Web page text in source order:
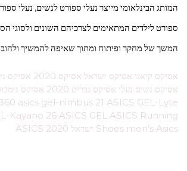
המותג הבינלאומי מייצר נעלי ספורט לנשים, נעלי
ספורט לילדים המתאימים לצרכיהם השונים ולסוגי
המשך של מחקר ופיתוח ומתוך שאיפה להמשיך
אסיקס קיאנו
asics gel-nimbus 21 ASICS GEL-Lyte
Kayano 26 ASICS GEL ASICS Running
Shoes men’s Asics ישראל ASICS 2020